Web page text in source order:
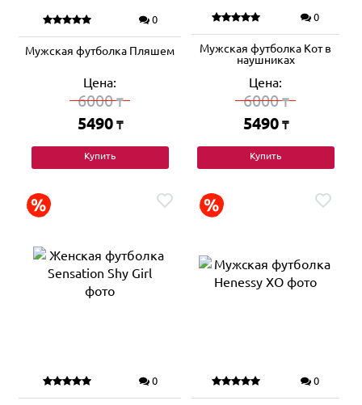
0
Мужская футболка Пляшем
Цена:
6000₸
5490 ₸
Купить
0
Мужская футболка Кот в
наушниках
Цена:
6000₸
5490 ₸
Купить
0 0